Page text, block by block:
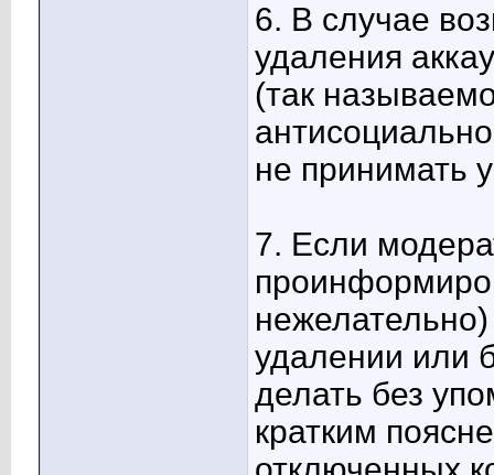
6. В случае
удаления
(так
не принимать
7. Если
удалении или
делать без
кратким